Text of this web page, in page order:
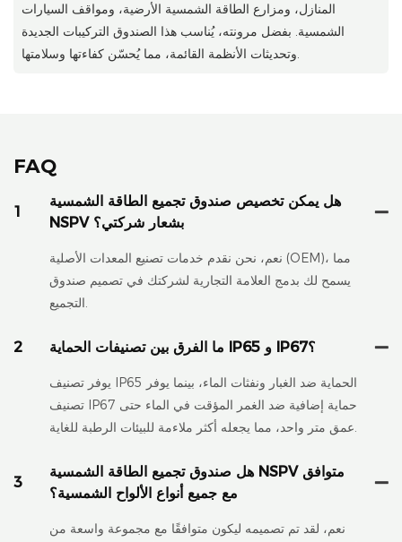
المنازل، ومزارع الطاقة الشمسية الأرضية، ومواقف السيارات
الشمسية. بفضل مرونته، يُناسب هذا الصندوق التركيبات الجديدة
وتحديثات الأنظمة القائمة، مما يُحسّن كفاءتها وسلامتها.
FAQ
1
هل يمكن تخصيص صندوق تجميع الطاقة الشمسية
NSPV بشعار شركتي؟
نعم، نحن نقدم خدمات تصنيع المعدات الأصلية (OEM)، مما
يسمح لك بدمج العلامة التجارية لشركتك في تصميم صندوق
التجميع.
2 ما الفرق بين تصنيفات الحماية IP65 و IP67؟
يوفر تصنيف IP65 الحماية ضد الغبار ونفثات الماء، بينما يوفر
تصنيف IP67 حماية إضافية ضد الغمر المؤقت في الماء حتى
عمق متر واحد، مما يجعله أكثر ملاءمة للبيئات الرطبة للغاية.
3
هل صندوق تجميع الطاقة الشمسية NSPV متوافق
مع جميع أنواع الألواح الشمسية؟
نعم، لقد تم تصميمه ليكون متوافقًا مع مجموعة واسعة من